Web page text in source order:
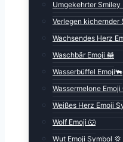
Umgekehrter Smiley
Verlegen kichernder
Wachsendes Herz
Waschbär Emoji 🦝
Wasserbüffel Emoji🐃
Wassermelone Emoji
Weißes Herz Emoji
Wolf Emoji 🐺
Wut Emoji Symbol 💢